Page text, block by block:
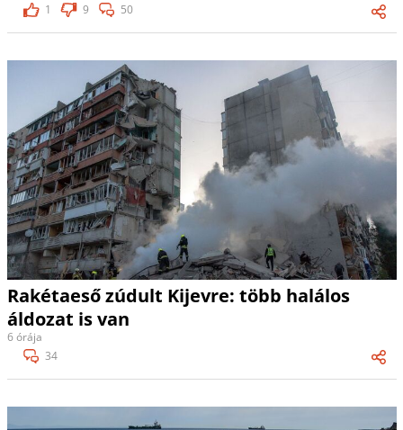
1
9 50
Rakétaeső zúdult Kijevre: több halálos
áldozat is van
6 órája
34